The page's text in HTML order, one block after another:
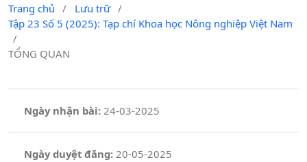
Trang chủ / Lưu trữ /
Tập 23 Số 5 (2025): Tạp chí Khoa học Nông nghiệp Việt Nam
/
TỔNG QUAN
Ngày nhận bài: 24-03-2025
Ngày duyệt đăng:20-05-2025